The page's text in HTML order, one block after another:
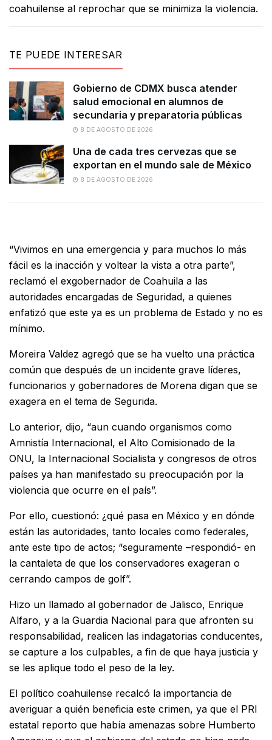
coahuilense al reprochar que se minimiza la violencia.
TE PUEDE INTERESAR
Gobierno de CDMX busca atender
salud emocional en alumnos de
secundaria y preparatoria públicas
8 DE AGOSTO DE 2026
Una de cada tres cervezas que se
exportan en el mundo sale de México
8 DE AGOSTO DE 2026
“Vivimos en una emergencia y para muchos lo más
fácil es la inacción y voltear la vista a otra parte”,
reclamó el exgobernador de Coahuila a las
autoridades encargadas de Seguridad, a quienes
enfatizó que este ya es un problema de Estado y no es
mínimo.
Moreira Valdez agregó que se ha vuelto una práctica
común que después de un incidente grave líderes,
funcionarios y gobernadores de Morena digan que se
exagera en el tema de Segurida.
Lo anterior, dijo, “aun cuando organismos como
Amnistía Internacional, el Alto Comisionado de la
ONU, la Internacional Socialista y congresos de otros
países ya han manifestado su preocupación por la
violencia que ocurre en el país”.
Por ello, cuestionó: ¿qué pasa en México y en dónde
están las autoridades, tanto locales como federales,
ante este tipo de actos; “seguramente –respondió- en
la cantaleta de que los conservadores exageran o
cerrando campos de golf”.
Hizo un llamado al gobernador de Jalisco, Enrique
Alfaro, y a la Guardia Nacional para que afronten su
responsabilidad, realicen las indagatorias conducentes,
se capture a los culpables, a fin de que haya justicia y
se les aplique todo el peso de la ley.
El político coahuilense recalcó la importancia de
averiguar a quién beneficia este crimen, ya que el PRI
estatal reporto que había amenazas sobre Humberto